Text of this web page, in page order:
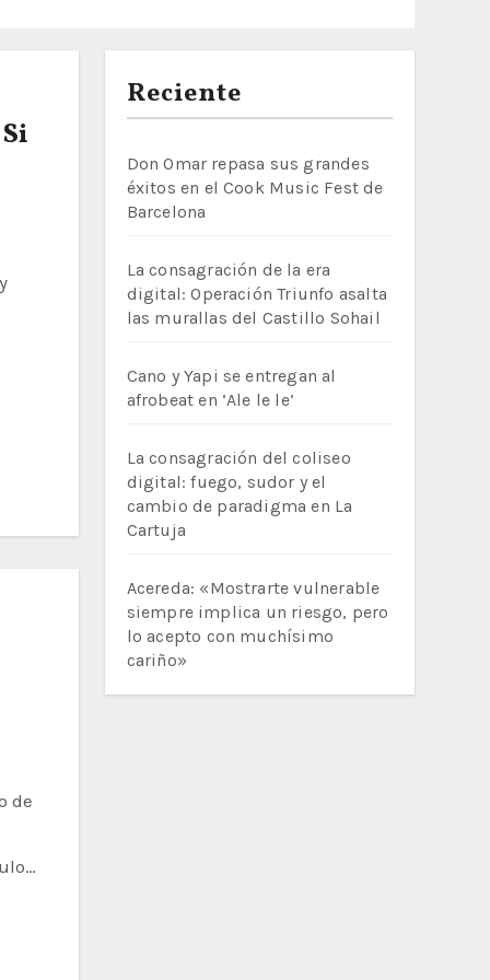
Reciente
Don Omar repasa sus grandes
éxitos en el Cook Music Fest de
Barcelona
La consagración de la era
digital: Operación Triunfo asalta
las murallas del Castillo Sohail
Cano y Yapi se entregan al
afrobeat en ‘Ale le le’
La consagración del coliseo
digital: fuego, sudor y el
cambio de paradigma en La
Cartuja
Acereda: «Mostrarte vulnerable
siempre implica un riesgo, pero
lo acepto con muchísimo
cariño»